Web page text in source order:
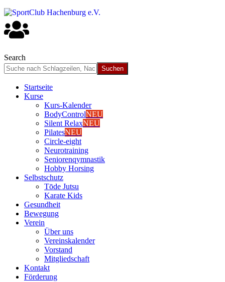
Search
Start­sei­te
Kur­se
Kurs-Kalen­­der
Body­Con­trolNEU
Silent RelaxNEU
Pila­tesNEU
Cir­cle-eight
Neu­ro­trai­ning
Senio­ren­qym­nas­tik
Hob­by Hor­sing
Selbst­schutz
Tōde Jutsu
Kara­te Kids
Gesund­heit
Bewe­gung
Ver­ein
Über uns
Ver­einska­len­der
Vor­stand
Mit­glied­schaft
Kon­takt
För­de­rung